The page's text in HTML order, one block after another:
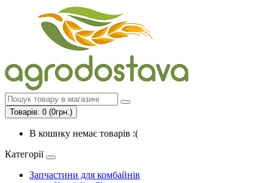
Товарів: 0 (0грн.)
В кошику немає товарів :(
Категорії
Запчастини для комбайнів